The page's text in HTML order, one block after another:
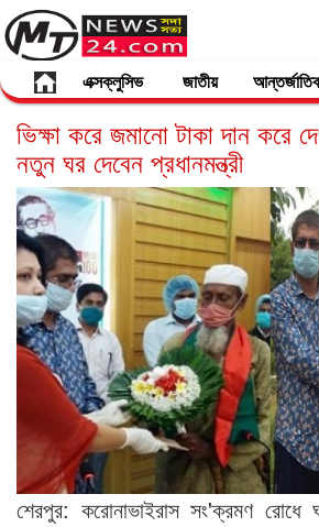
এক্সক্লুসিভ জাতীয়
ভিক্ষা করে জমানো টাকা দান করে
নতুন ঘর দেবেন প্রধানমন্ত্রী
শেরপুর: করোনাভাইরাস সং'ক্রমণ রোধে